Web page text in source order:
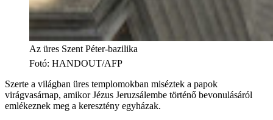
Az üres Szent Péter-bazilika
Fotó: HANDOUT/AFP
Szerte a világban üres templomokban miséztek a papok
virágvasárnap, amikor Jézus Jeruzsálembe történő bevonulásáról
emlékeznek meg a keresztény egyházak.